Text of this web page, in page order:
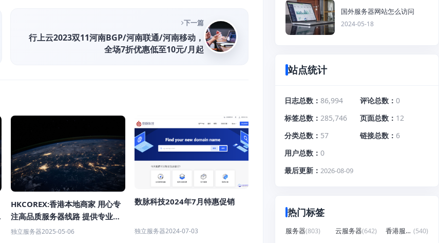
下一篇
行上云2023双11河南BGP/河南联通/河南移动，
全场7折优惠低至10元/月起
HKCOREX:香港本地商家 用心专
注高品质服务器线路 提供专业稳
定的电信级服务
独立服务器2025-05-06
数脉科技2024年7月特惠促销
独立服务器2024-07-03
国外服务器网站怎么访问
2024-05-18
站点统计
日志总数 86,994 评论总数
0
标签总数
285,746 页面总数
12
分类总数
57 链接总数
6
用户总数
0
最后更新
2026-08-09
热门标签
服务器(803) 云服务器(642) 香港服务器 (540)